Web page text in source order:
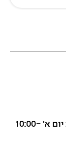
תאריך התחלה: 03-11-24 | ימים ושעות: יום א' 10:00-